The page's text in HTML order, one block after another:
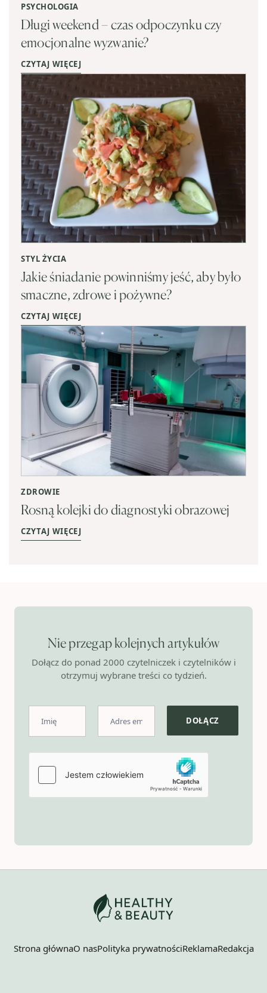
PSYCHOLOGIA
Długi weekend – czas odpoczynku czy
emocjonalne wyzwanie?
CZYTAJ WIĘCEJ
STYL ŻYCIA
Jakie śniadanie powinniśmy jeść, aby było
smaczne, zdrowe i pożywne?
CZYTAJ WIĘCEJ
ZDROWIE
Rosną kolejki do diagnostyki obrazowej
CZYTAJ WIĘCEJ
Nie przegap kolejnych artykułów
Dołącz do ponad 2000 czytelniczek i czytelników i
otrzymuj wybrane treści co tydzień.
Strona głównaO nasPolityka prywatnościReklamaRedakcja